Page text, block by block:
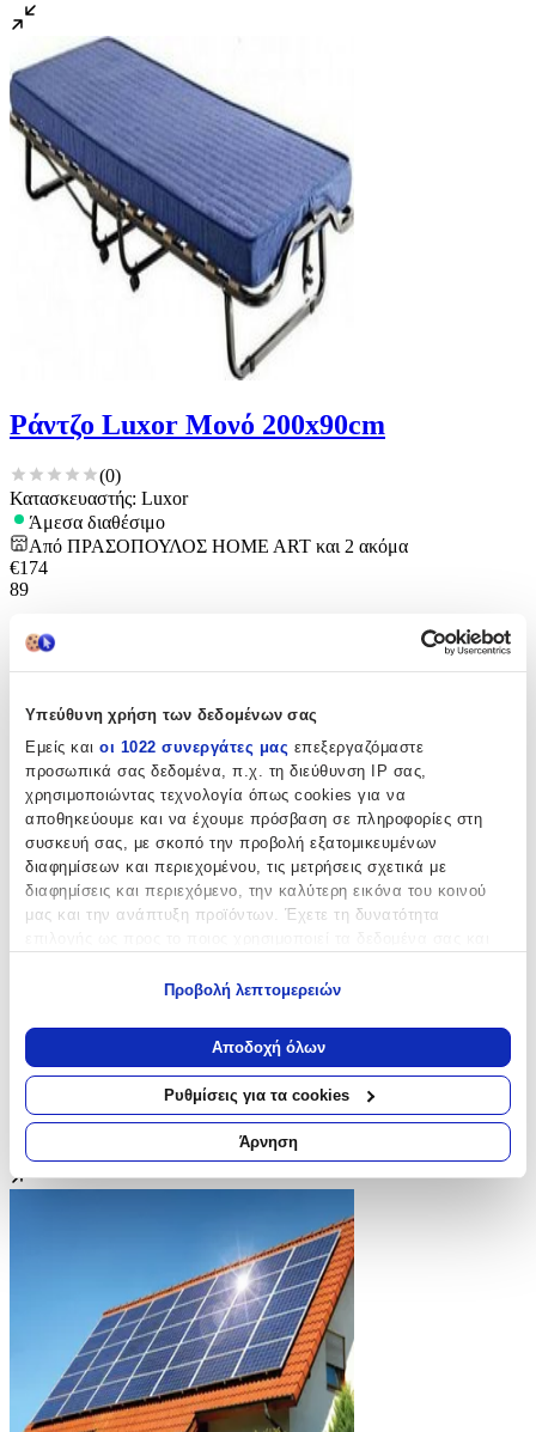
Υπεύθυνη χρήση των δεδομένων σας
Εμείς και οι 1022 συνεργάτες μας επεξεργαζόμαστε
προσωπικά σας δεδομένα, π.χ. τη διεύθυνση IP σας,
χρησιμοποιώντας τεχνολογία όπως cookies για να
αποθηκεύουμε και να έχουμε πρόσβαση σε πληροφορίες στη
συσκευή σας, με σκοπό την προβολή εξατομικευμένων
διαφημίσεων και περιεχομένου, τις μετρήσεις σχετικά με
διαφημίσεις και περιεχόμενο, την καλύτερη εικόνα του κοινού
μας και την ανάπτυξη προϊόντων. Έχετε τη δυνατότητα
Να συλλέξουμε πληροφορίες σχετικά με τη γεωγραφική
σας τοποθεσία, οι οποίες μπορεί να είναι ακριβείς σε
απόσταση μερικών μέτρων
Να αναγνωρίσουμε τη συσκευή σας σαρώνοντας ενεργά
για συγκεκριμένα χαρακτηριστικά (δακτυλικό αποτύπωμα)
Μάθετε περισσότερα σχετικά με τον τρόπο επεξεργασίας των
προσωπικών σας δεδομένων και καθορίστε τις προτιμήσεις σας
ανακαλέσετε τη συγκατάθεσή σας ανά πάσα στιγμή από τη
Χρησιμοποιούμε cookies ώστε η τοποθεσία μας να λειτουργεί
σωστά, να εξατομικεύουμε περιεχόμενο και διαφημίσεις, να
παρέχουμε λειτουργίες μέσων κοινωνικής δικτύωσης και να
αναλύουμε την κυκλοφορία μας. Εμείς και οι 1022 συνεργάτες
μας επεξεργαζόμαστε προσωπικά σας δεδομένα, π.χ. τη
διεύθυνση IP σας, χρησιμοποιώντας τεχνολογία όπως cookies
Προβολή λεπτομερειών
Αποδοχή όλων
Ρυθμίσεις για τα cookies
Άρνηση
Ράντζο Luxor Μονό 200x90cm
(0)
Κατασκευαστής: Luxor
Άμεσα διαθέσιμο
Από ΠΡΑΣΟΠΟΥΛΟΣ HOME ART και 2 ακόμα
€174
89